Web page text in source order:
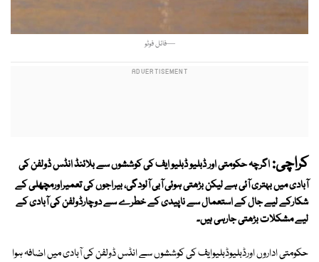
—فائل فوٹو
کراچی:اگرچہ حکومتی اور ڈبلیو ڈبلیو ایف کی کوششوں سے بلائنڈ انڈس ڈولفن کی
آبادی میں بہتری آئی ہے لیکن بڑھتی ہوئی آبی آلودگی، بیراجوں کی تعمیراورمچھلی کے
شکارکے لیے جال کے استعمال سے ناپیدی کے خطرے سے دوچارڈولفن کی آبادی کے
لیے مشکلات بڑھتی جارہی ہیں۔
حکومتی اداروں اورڈبلیوڈبلیوایف کی کوششوں سے انڈس ڈولفن کی آبادی میں اضافہ ہوا